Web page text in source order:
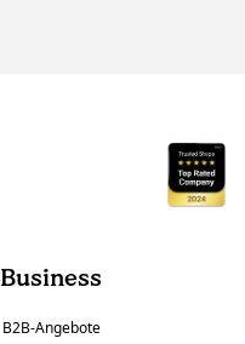
Business
B2B-Angebote